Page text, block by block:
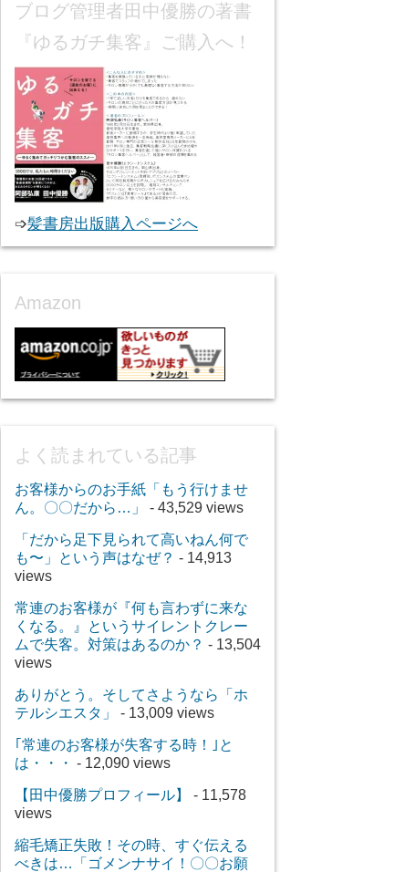
ブログ管理者田中優勝の著書
『ゆるガチ集客』ご購入へ！
➩髪書房出版購入ページへ
Amazon
よく読まれている記事
お客様からのお手紙「もう行けませ
ん。〇〇だから…」
- 43,529 views
「だから足下見られて高いねん何で
も〜」という声はなぜ？ - 14,913
views
常連のお客様が『何も言わずに来な
くなる。』というサイレントクレー
ムで失客。対策はあるのか？ - 13,504
views
ありがとう。そしてさようなら「ホ
テルシエスタ」
- 13,009 views
｢常連のお客様が失客する時！｣と
は・・・ - 12,090 views
【田中優勝プロフィール】
- 11,578
views
縮毛矯正失敗！その時、すぐ伝える
べきは…「ゴメンナサイ！〇〇お願